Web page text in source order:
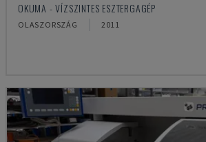
OKUMA - VÍZSZINTES ESZTERGAGÉP
OLASZORSZÁG 2011